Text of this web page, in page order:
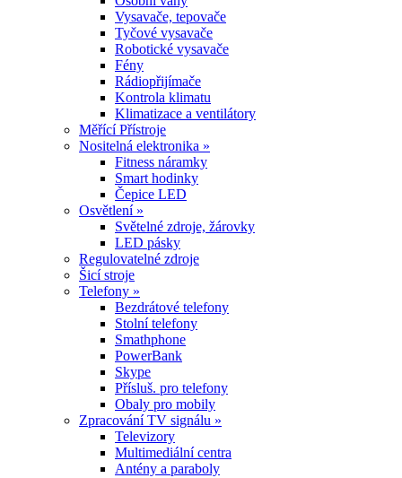
Vysavače, tepovače
Tyčové vysavače
Robotické vysavače
Fény
Rádiopřijímače
Kontrola klimatu
Klimatizace a ventilátory
Měřící Přístroje
Nositelná elektronika »
Fitness náramky
Smart hodinky
Čepice LED
Osvětlení »
Světelné zdroje, žárovky
LED pásky
Regulovatelné zdroje
Šicí stroje
Telefony »
Bezdrátové telefony
Stolní telefony
Smathphone
PowerBank
Skype
Přísluš. pro telefony
Obaly pro mobily
Zpracování TV signálu »
Televizory
Multimediální centra
Antény a paraboly